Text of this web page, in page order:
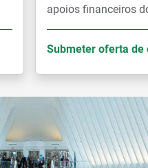
apoios financeiros
Submeter oferta de